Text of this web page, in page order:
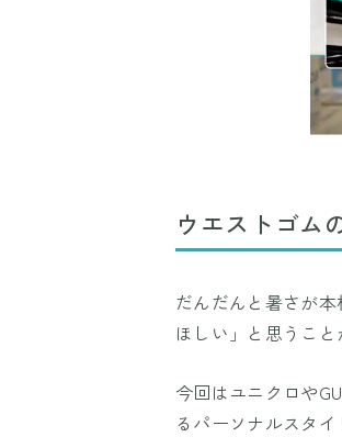
ウエストゴム
だんだんと暑さが
ほしい」と思うこと
今回はユニクロや
るパーソナルスタ